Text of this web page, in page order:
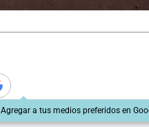
Agregar a tus medios preferidos en